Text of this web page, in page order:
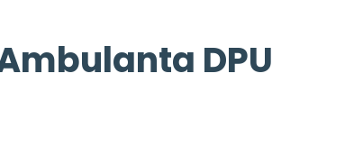
DPU